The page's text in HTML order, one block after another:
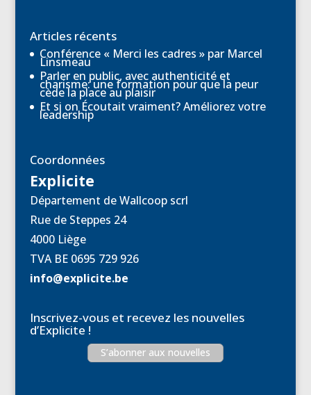
Articles récents
Conférence « Merci les cadres » par Marcel
Linsmeau
Parler en public, avec authenticité et
charisme: une formation pour que la peur
cède la place au plaisir
Et si on Écoutait vraiment? Améliorez votre
leadership
Coordonnées
Explicite
Département de Wallcoop scrl
Rue de Steppes 24
4000 Liège
TVA BE 0695 729 926
info@explicite.be
Inscrivez-vous et recevez les nouvelles
d’Explicite !
S’abonner aux nouvelles